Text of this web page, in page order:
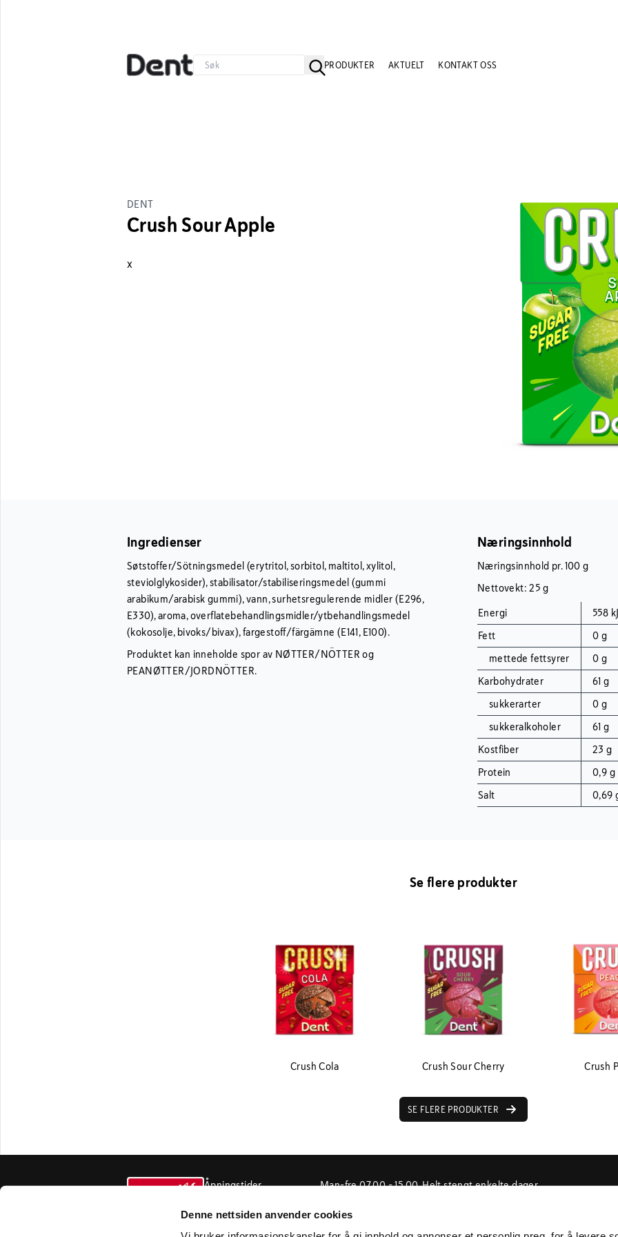
Denne nettsiden anvender cookies
PRODUKTER AKTUELT KONTAKT OSS
DENT
Crush Sour Apple
x
Ingredienser
Søtstoffer/Sötningsmedel (erytritol, sorbitol, maltitol, xylitol,
steviolglykosider), stabilisator/stabiliseringsmedel (gummi
arabikum/arabisk gummi), vann, surhetsregulerende midler (E296,
E330), aroma, overflatebehandlingsmidler/ytbehandlingsmedel
(kokosolje, bivoks/bivax), fargestoff/färgämne (E141, E100).
Produktet kan inneholde spor av NØTTER/NÖTTER og
PEANØTTER/JORDNÖTTER.
Næringsinnhold
Næringsinnhold pr. 100 g
Nettovekt: 25 g
Energi
558
Fett
0 g
mettede fettsyrer
0 g
Karbohydrater
61 g
sukkerarter
0 g
sukkeralkoholer
61 g
Kostfiber
23 g
Protein
0,9 g
Salt
0,69
Se flere produkter
Crush Cola Crush Sour Cherry Crush
SE FLERE PRODUKTER
Åpningstider
Man-fre 07.00 - 15.00. Helt stengt enkelte dager
enkelte inneklemte dager.